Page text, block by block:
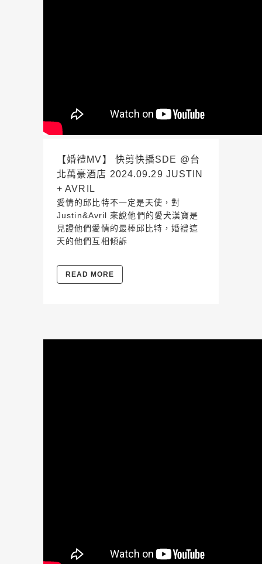
【婚禮MV】 快剪快播SDE @台
北萬豪酒店 2024.09.29 JUSTIN
+ AVRIL
愛情的邱比特不一定是天使，對
Justin&Avril 來說他們的愛犬漢寶是
見證他們愛情的最棒邱比特，婚禮這
天的他們互相傾訴
READ MORE